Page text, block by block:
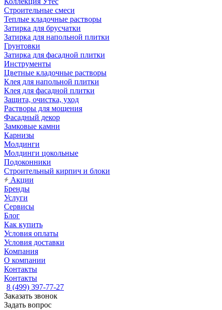
Строительные смеси
Теплые кладочные растворы
Затирка для брусчатки
Затирка для напольной плитки
Грунтовки
Затирка для фасадной плитки
Инструменты
Цветные кладочные растворы
Клея для напольной плитки
Клея для фасадной плитки
Защита, очистка, уход
Растворы для мощения
Фасадный декор
Замковые камни
Карнизы
Молдинги
Молдинги цокольные
Подоконники
Строительный кирпич и блоки
Акции
Бренды
Услуги
Сервисы
Блог
Как купить
Условия оплаты
Условия доставки
Компания
О компании
Контакты
Контакты
8 (499) 397-77-27
Заказать звонок
Задать вопрос